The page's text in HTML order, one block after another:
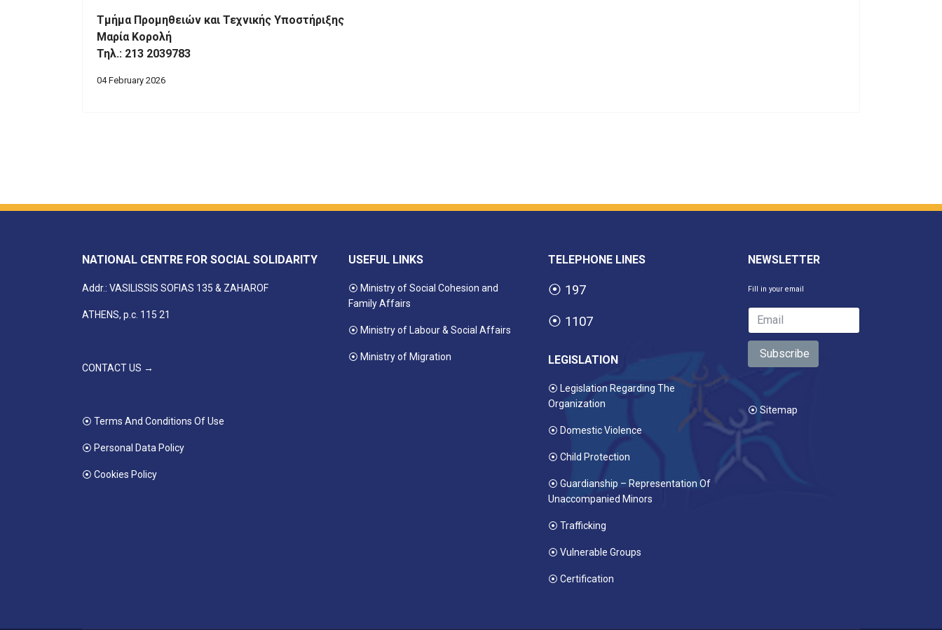
Τμήμα Προμηθειών και Τεχνικής Υποστήριξης
Μαρία Κορολή
Τηλ.: 213 2039783
04 February 2026
NATIONAL CENTRE FOR SOCIAL SOLIDARITY
Addr.: VASILISSIS SOFIAS 135 & ZAHAROF
ATHENS, p.c. 115 21
CONTACT US →
⦿ Terms And Conditions Of Use
⦿ Personal Data Policy
⦿ Cookies Policy
USEFUL LINKS
⦿ Ministry of Social Cohesion and
Family Affairs
⦿ Ministry of Labour & Social Affairs
⦿ Ministry of Migration
TELEPHONE LINES
⦿ 197
⦿ 1107
LEGISLATION
⦿ Legislation Regarding The
Organization
⦿ Domestic Violence
⦿ Child Protection
⦿ Guardianship – Representation Of
Unaccompanied Minors
⦿ Trafficking
⦿ Vulnerable Groups
⦿ Certification
NEWSLETTER
Fill in your email
Subscribe
⦿ Sitemap